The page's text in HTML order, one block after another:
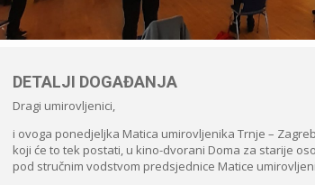
DETALJI DOGAĐANJA
Dragi umirovljenici,
i ovoga ponedjeljka Matica umirovljenika Trnje –
koji će to tek postati, u kino-dvorani Doma za starije
pod stručnim vodstvom predsjednice Matice